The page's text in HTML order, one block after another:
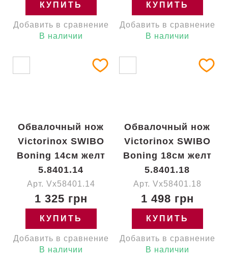
КУПИТЬ
Добавить в сравнение
В наличии
КУПИТЬ
Добавить в сравнение
В наличии
Обвалочный нож
Victorinox SWIBO
Boning 14см желт
5.8401.14
Арт. Vx58401.14
1 325 грн
КУПИТЬ
Добавить в сравнение
В наличии
Обвалочный нож
Victorinox SWIBO
Boning 18см желт
5.8401.18
Арт. Vx58401.18
1 498 грн
КУПИТЬ
Добавить в сравнение
В наличии